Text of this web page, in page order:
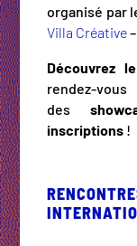
organisé par
Villa Créative
Découvrez
rendez-
des
inscriptions !